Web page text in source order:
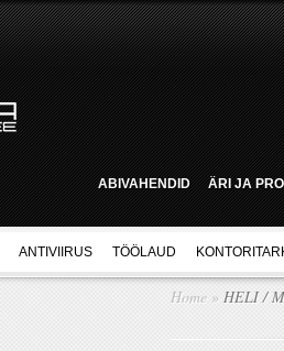
ABIVAHENDID ÄRI JA
ANTIVIIRUS TÖÖLAUD
Home » HELI /